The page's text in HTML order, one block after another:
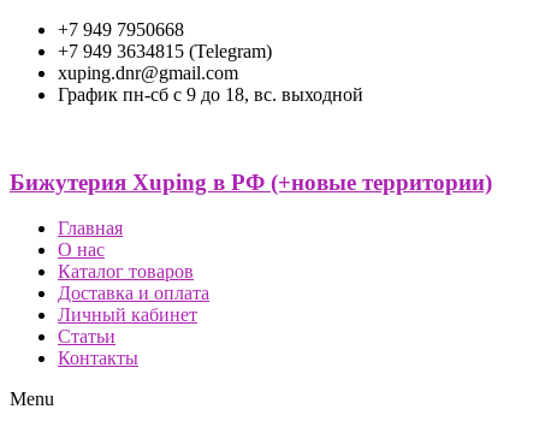
+7 949 7950668
+7 949 3634815 (Telegram)
xuping.dnr@gmail.com
График пн-сб с 9 до 18, вс. выходной
Бижутерия Xuping в РФ (+новые территории)
Главная
О нас
Каталог товаров
Доставка и оплата
Личный кабинет
Статьи
Контакты
Menu